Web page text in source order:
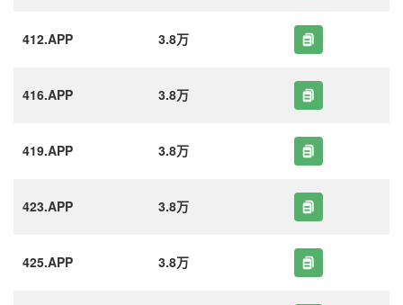
412.APP 3.8万
416.APP 3.8万
419.APP 3.8万
423.APP 3.8万
425.APP 3.8万